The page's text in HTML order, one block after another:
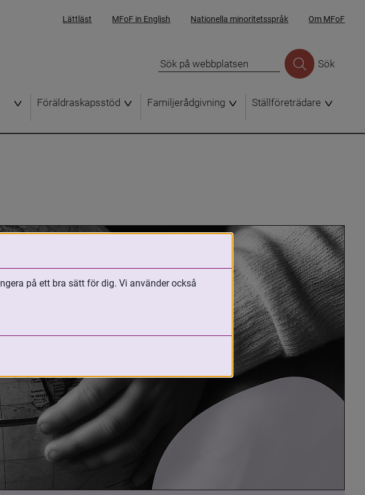
Lättläst MFoF in English Nationella minoritetsspråk Om MFoF
Sök
Föräldraskapsstöd Familjerådgivning Ställföreträdare
på ett bra sätt för dig. Vi använder också